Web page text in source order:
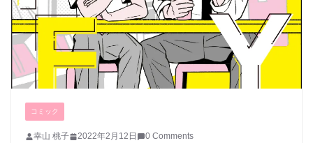
コミック
幸山 桃子 2022年2月12日
0 Comments